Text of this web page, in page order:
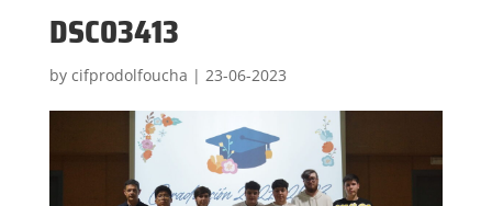
DSC03413
by cifprodolfoucha | 23-06-2023